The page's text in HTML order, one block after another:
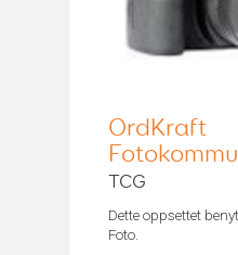
OrdKraft
TCG
Dette oppsettet
Foto.